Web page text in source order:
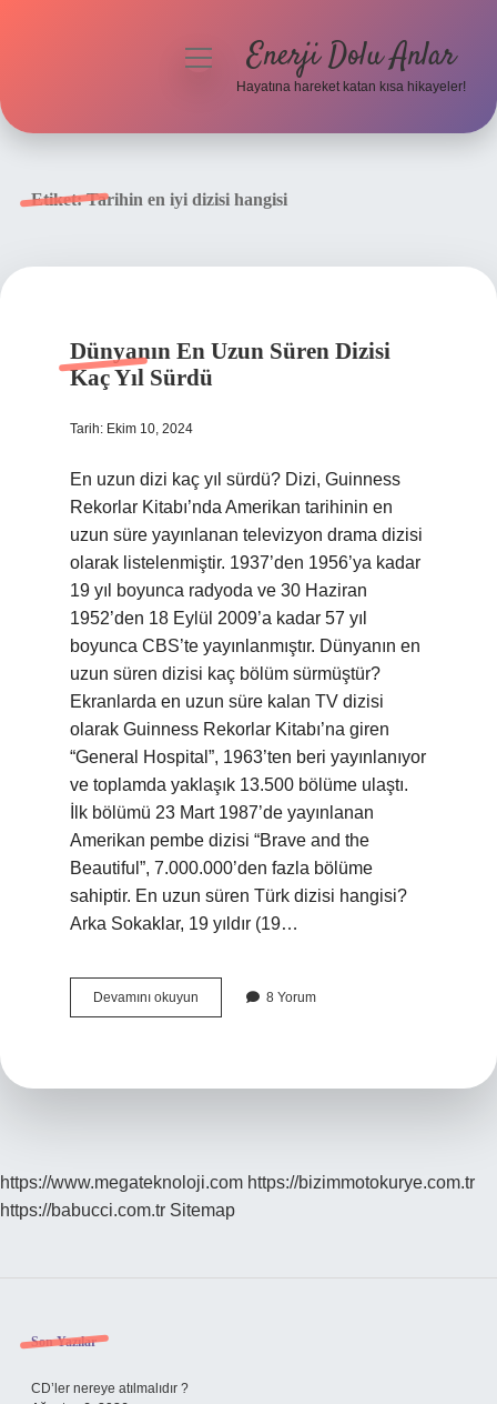
menüyüEnerji Dolu Anlar
Hayatına hareket katan kısa hikayeler!
Etiket:Tarihin en iyi dizisi hangisi
Dünyanın En Uzun Süren Dizisi
Kaç Yıl Sürdü
Tarih: Ekim 10, 2024
En uzun dizi kaç yıl sürdü? Dizi, Guinness
Rekorlar Kitabı’nda Amerikan tarihinin en
uzun süre yayınlanan televizyon drama dizisi
olarak listelenmiştir. 1937’den 1956’ya kadar
19 yıl boyunca radyoda ve 30 Haziran
1952’den 18 Eylül 2009’a kadar 57 yıl
boyunca CBS’te yayınlanmıştır. Dünyanın en
uzun süren dizisi kaç bölüm sürmüştür?
Ekranlarda en uzun süre kalan TV dizisi
olarak Guinness Rekorlar Kitabı’na giren
“General Hospital”, 1963’ten beri yayınlanıyor
ve toplamda yaklaşık 13.500 bölüme ulaştı.
İlk bölümü 23 Mart 1987’de yayınlanan
Amerikan pembe dizisi “Brave and the
Beautiful”, 7.000.000’den fazla bölüme
sahiptir. En uzun süren Türk dizisi hangisi?
Arka Sokaklar, 19 yıldır (19…
Devamını okuyun Dünyanın
En
8 Yorum
https://www.megateknoloji.com https://bizimmotokurye.com.tr
https://babucci.com.tr Sitemap
Sidebar
Son Yazılar
CD’ler nereye atılmalıdır ?